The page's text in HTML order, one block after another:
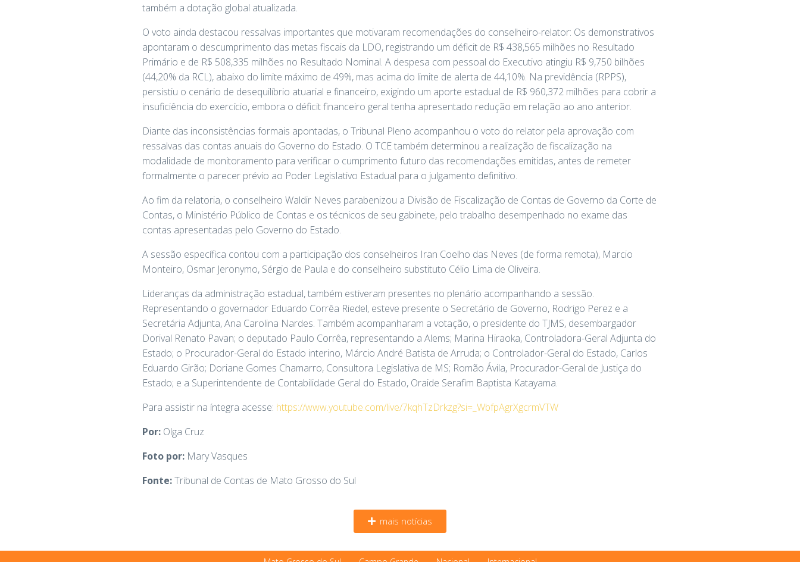
também a dotação global atualizada.
O voto ainda destacou ressalvas importantes que motivaram recomendações do conselheiro-relator: Os demonstrativos
apontaram o descumprimento das metas fiscais da LDO, registrando um déficit de R$ 438,565 milhões no Resultado
Primário e de R$ 508,335 milhões no Resultado Nominal. A despesa com pessoal do Executivo atingiu R$ 9,750 bilhões
(44,20% da RCL), abaixo do limite máximo de 49%, mas acima do limite de alerta de 44,10%. Na previdência (RPPS),
persistiu o cenário de desequilíbrio atuarial e financeiro, exigindo um aporte estadual de R$ 960,372 milhões para cobrir a
insuficiência do exercício, embora o déficit financeiro geral tenha apresentado redução em relação ao ano anterior.
Diante das inconsistências formais apontadas, o Tribunal Pleno acompanhou o voto do relator pela aprovação com
ressalvas das contas anuais do Governo do Estado. O TCE também determinou a realização de fiscalização na
modalidade de monitoramento para verificar o cumprimento futuro das recomendações emitidas, antes de remeter
formalmente o parecer prévio ao Poder Legislativo Estadual para o julgamento definitivo.
Ao fim da relatoria, o conselheiro Waldir Neves parabenizou a Divisão de Fiscalização de Contas de Governo da Corte de
Contas, o Ministério Público de Contas e os técnicos de seu gabinete, pelo trabalho desempenhado no exame das
contas apresentadas pelo Governo do Estado.
A sessão específica contou com a participação dos conselheiros Iran Coelho das Neves (de forma remota), Marcio
Monteiro, Osmar Jeronymo, Sérgio de Paula e do conselheiro substituto Célio Lima de Oliveira.
Lideranças da administração estadual, também estiveram presentes no plenário acompanhando a sessão.
Representando o governador Eduardo Corrêa Riedel, esteve presente o Secretário de Governo, Rodrigo Perez e a
Secretária Adjunta, Ana Carolina Nardes. Também acompanharam a votação, o presidente do TJMS, desembargador
Dorival Renato Pavan; o deputado Paulo Corrêa, representando a Alems; Marina Hiraoka, Controladora-Geral Adjunta do
Estado; o Procurador-Geral do Estado interino, Márcio André Batista de Arruda; o Controlador-Geral do Estado, Carlos
Eduardo Girão; Doriane Gomes Chamarro, Consultora Legislativa de MS; Romão Ávila, Procurador-Geral de Justiça do
Estado; e a Superintendente de Contabilidade Geral do Estado, Oraide Serafim Baptista Katayama.
Para assistir na íntegra acesse: https://www.youtube.com/live/7kqhTzDrkzg?si=_WbfpAgrXgcrmVTW
Por: Olga Cruz
Foto por: Mary Vasques
Fonte:Tribunal de Contas de Mato Grosso do Sul
mais notícias